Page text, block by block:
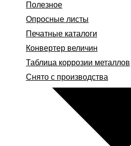
Полезное
Опросные листы
Печатные каталоги
Конвертер величин
Таблица коррозии металлов
Снято с производства